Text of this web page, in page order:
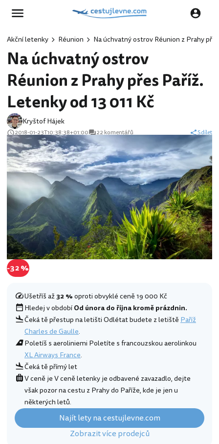
Akční letenky Réunion Na úchvatný ostrov Réunion z Prahy
Na úchvatný ostrov
Réunion z Prahy přes Paříž.
Letenky od 13 011 Kč
Kryštof Hájek
2018-01-23T10:38:38+01:00 22 komentářů Sdílet
-32 %
Ušetříš až32 %oproti obvyklé ceně 19 000 Kč
Hledej v obdobíOd února do října kromě prázdnin.
Čeká tě přestup na letišti Odlétat budete z letištěPaříž
Charles de Gaulle.
Poletíš s aeroliniemi Poletíte s francouzskou aerolinkou
XL Airways France.
Čeká tě přímý let
V ceně je V ceně letenky je odbavené zavazadlo, dejte
však pozor na cestu z Prahy do Paříže, kde je jen u
některých letů.
Najít lety na cestujlevne.com
Zobrazit více prodejců